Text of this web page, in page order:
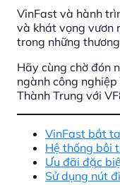
VinFast và hành
và khát vọng vươn
trong những
Hãy cùng chờ đón
ngành công
Thành Trung với
VinFast bắt
Hệ thống bôi
Ưu đãi đặc
Sử dụng nút